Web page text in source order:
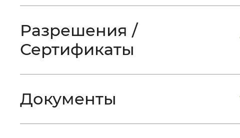
Разрешения /
Сертификаты
Документы